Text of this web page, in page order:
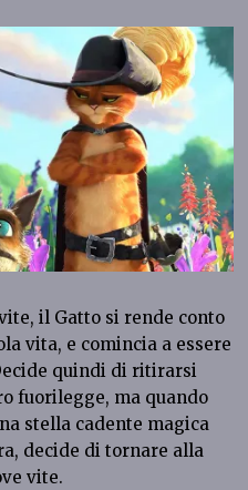
il Gatto si rende conto
vita, e comincia a essere
quindi di ritirarsi
fuorilegge, ma quando
stella cadente magica
decide di tornare alla
vite.